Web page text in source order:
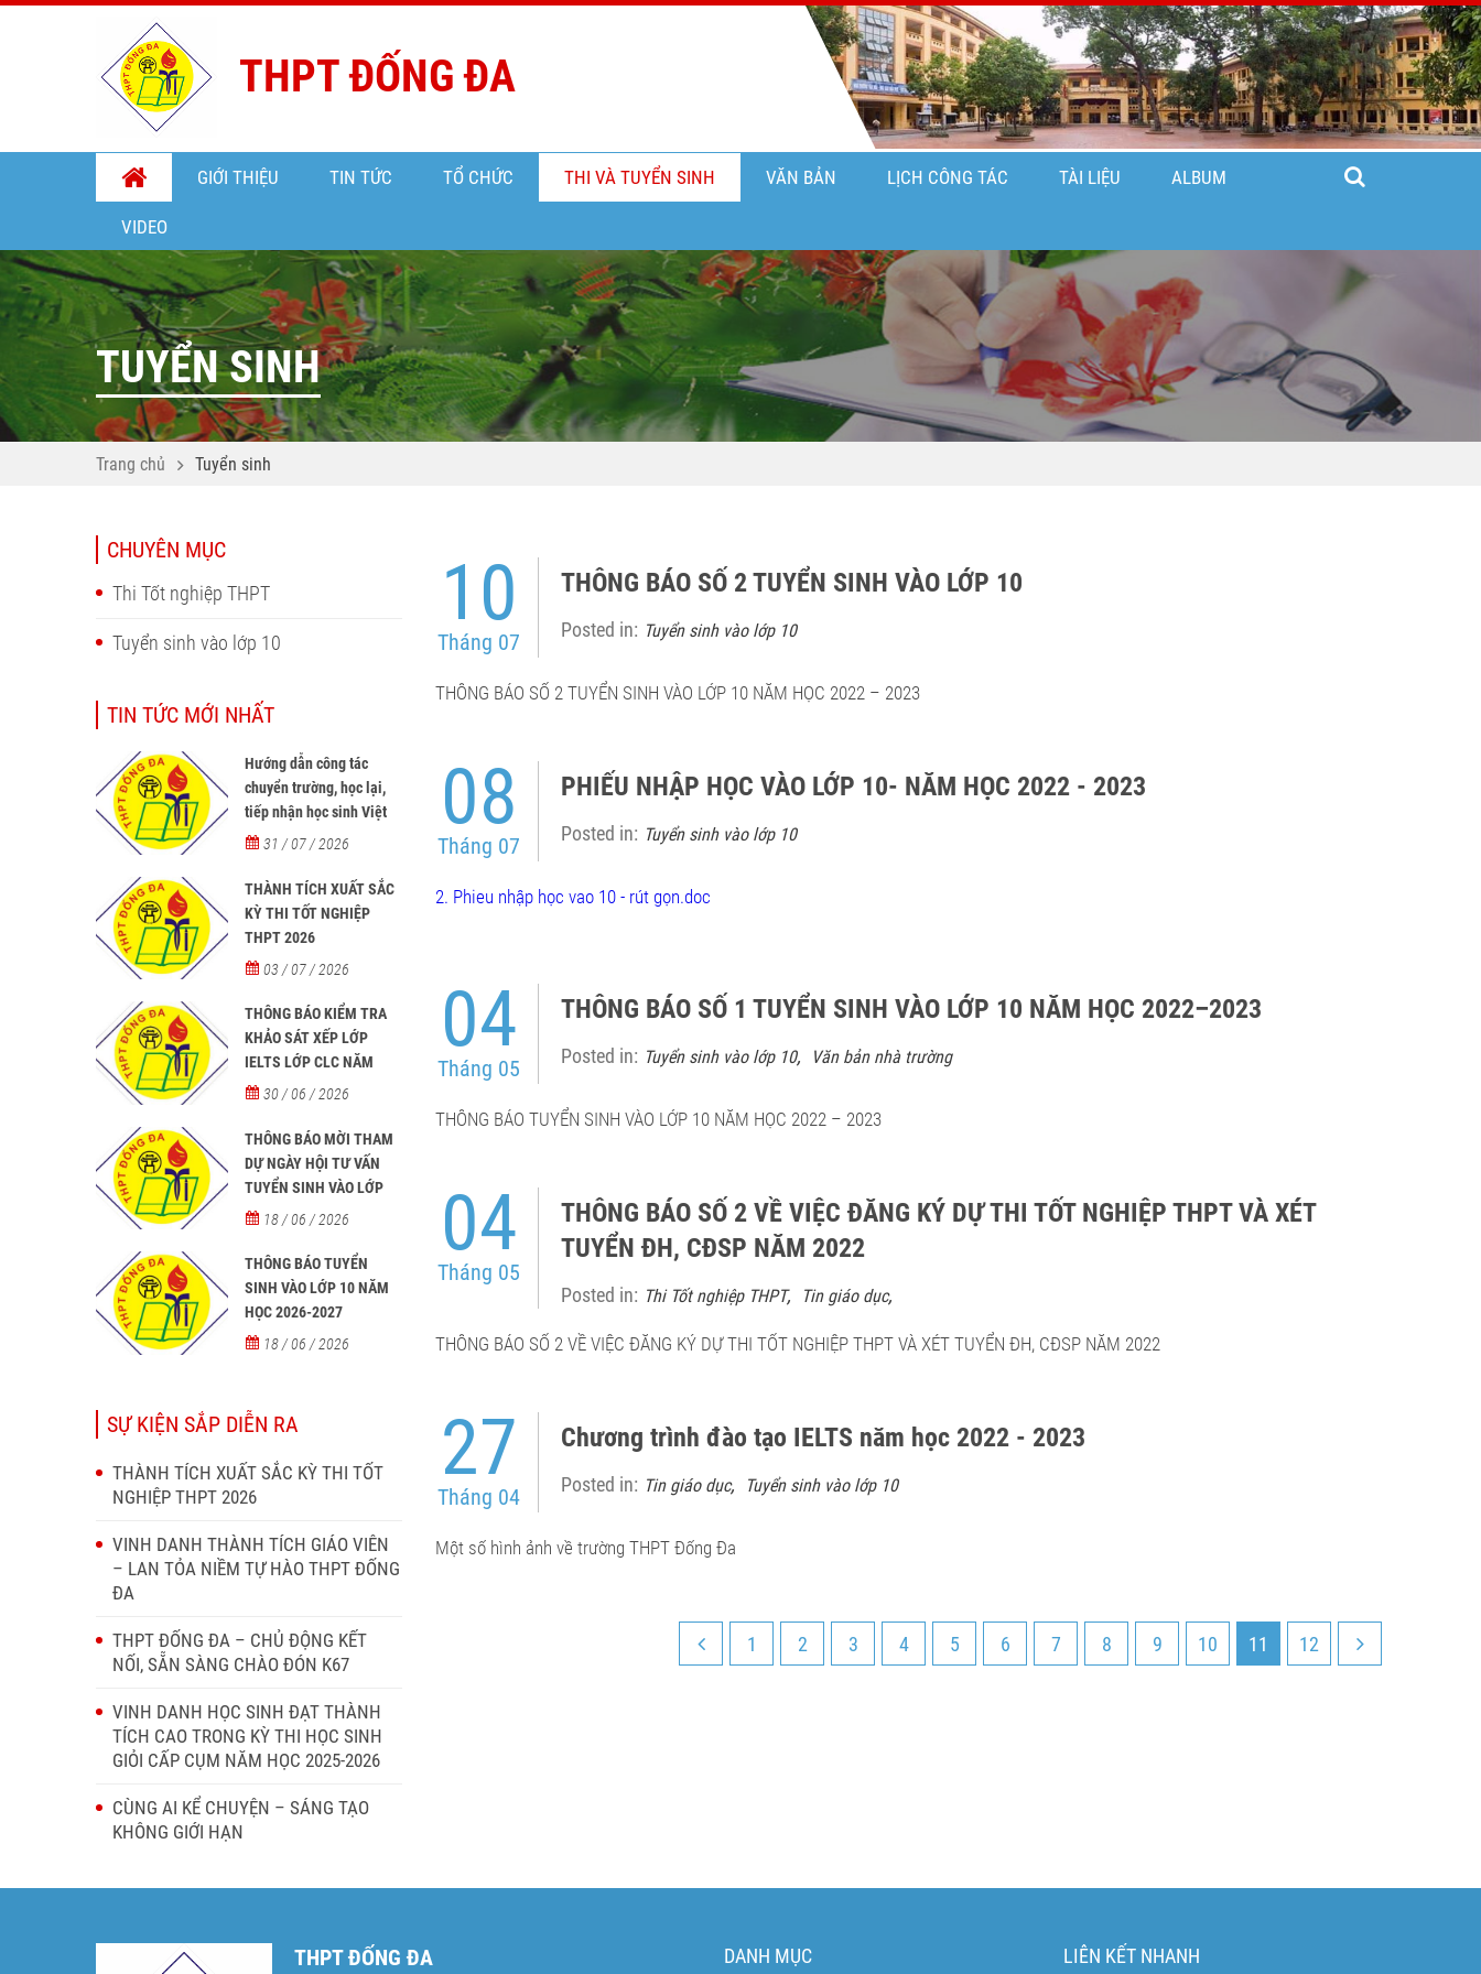
THPT ĐỐNG ĐA
GIỚI THIỆU TIN TỨC TỔ CHỨC THI VÀ TUYỂN SINH VĂN BẢN LỊCH CÔNG TÁC TÀI LIỆU ALBUM
VIDEO
TUYỂN SINH
Trang chủ Tuyển sinh
CHUYÊN MỤC
Thi Tốt nghiệp THPT
Tuyển sinh vào lớp 10
TIN TỨC MỚI NHẤT
Hướng dẫn công tác
chuyển trường, học lại,
tiếp nhận học sinh Việt
Nam về nước, tiếp nhận
ngoài học tại các trường
từ năm học 2026-2027
31 / 07 / 2026
THÀNH TÍCH XUẤT SẮC
KỲ THI TỐT NGHIỆP
THPT 2026
03 / 07 / 2026
THÔNG BÁO KIỂM TRA
KHẢO SÁT XẾP LỚP
IELTS LỚP CLC NĂM
HỌC 2026 - 2027
30 / 06 / 2026
THÔNG BÁO MỜI THAM
DỰ NGÀY HỘI TƯ VẤN
TUYỂN SINH VÀO LỚP
10 NĂM HỌC 2026–2027
18 / 06 / 2026
THÔNG BÁO TUYỂN
SINH VÀO LỚP 10 NĂM
HỌC 2026-2027
18 / 06 / 2026
SỰ KIỆN SẮP DIỄN RA
THÀNH TÍCH XUẤT SẮC KỲ THI TỐT
NGHIỆP THPT 2026
VINH DANH THÀNH TÍCH GIÁO VIÊN
– LAN TỎA NIỀM TỰ HÀO THPT ĐỐNG
ĐA
THPT ĐỐNG ĐA – CHỦ ĐỘNG KẾT
NỐI, SẴN SÀNG CHÀO ĐÓN K67
VINH DANH HỌC SINH ĐẠT THÀNH
TÍCH CAO TRONG KỲ THI HỌC SINH
GIỎI CẤP CỤM NĂM HỌC 2025-2026
CÙNG AI KỂ CHUYỆN – SÁNG TẠO
KHÔNG GIỚI HẠN
10
Tháng 07
THÔNG BÁO SỐ 2 TUYỂN SINH VÀO LỚP 10
Posted in: Tuyển sinh vào lớp 10
THÔNG BÁO SỐ 2 TUYỂN SINH VÀO LỚP 10 NĂM HỌC 2022 – 2023
08
Tháng 07
PHIẾU NHẬP HỌC VÀO LỚP 10- NĂM HỌC 2022 - 2023
Posted in: Tuyển sinh vào lớp 10
2. Phieu nhập học vao 10 - rút gọn.doc
04
Tháng 05
THÔNG BÁO SỐ 1 TUYỂN SINH VÀO LỚP 10 NĂM HỌC 2022–2023
Posted in: Tuyển sinh vào lớp 10, Văn bản nhà trường
THÔNG BÁO TUYỂN SINH VÀO LỚP 10 NĂM HỌC 2022 – 2023
04
Tháng 05
THÔNG BÁO SỐ 2 VỀ VIỆC ĐĂNG KÝ DỰ THI TỐT NGHIỆP THPT VÀ XÉT
TUYỂN ĐH, CĐSP NĂM 2022
Posted in: Thi Tốt nghiệp THPT, Tin giáo dục,
THÔNG BÁO SỐ 2 VỀ VIỆC ĐĂNG KÝ DỰ THI TỐT NGHIỆP THPT VÀ XÉT TUYỂN ĐH, CĐSP NĂM 2022
27
Tháng 04
Chương trình đào tạo IELTS năm học 2022 - 2023
Posted in: Tin giáo dục, Tuyển sinh vào lớp 10
Một số hình ảnh về trường THPT Đống Đa
1 2 3 4 5 6 7 8 9 10 11 12
THPT ĐỐNG ĐA DANH MỤC LIÊN KẾT NHANH